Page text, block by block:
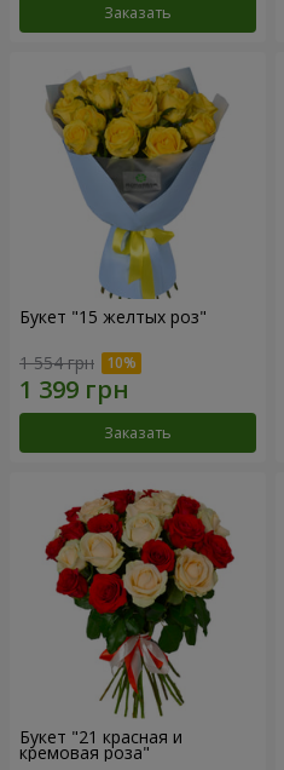
Заказать
Букет "15 желтых роз"
1 554 грн
Заказать
Букет "21 красная и
кремовая роза"